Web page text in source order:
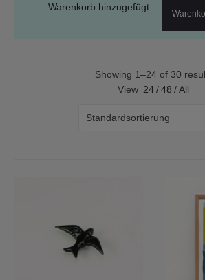
Warenkorb hinzugefügt.
Showing 1–24 of 30
View 24 / 48 / All